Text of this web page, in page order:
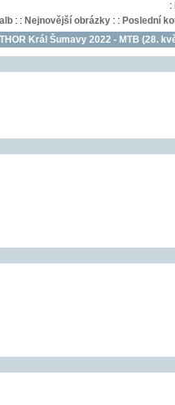
:
: : Nejnovější obrázky: : Poslední
Král Šumavy 2022 - MTB (28.